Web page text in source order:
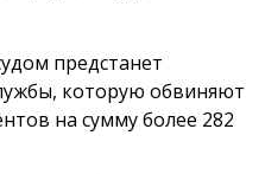
предстанет
которую обвиняют
на сумму более 282